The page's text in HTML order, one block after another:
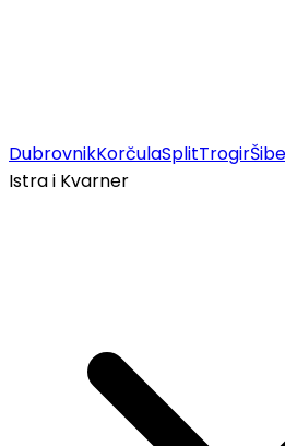
DubrovnikKorčulaSplitTrogir
Istra i Kvarner